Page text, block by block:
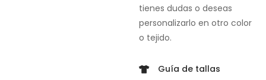
tienes dudas o deseas
personalizarlo en otro color
o tejido.
Guía de tallas